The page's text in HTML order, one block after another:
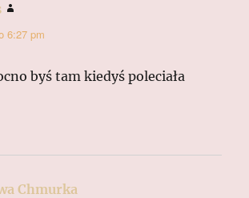
6:27 pm
byś tam kiedyś poleciała
Chmurka